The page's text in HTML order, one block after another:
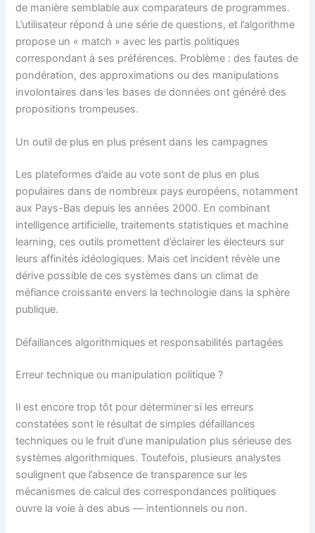
de manière semblable aux comparateurs de programmes.
L’utilisateur répond à une série de questions, et l’algorithme
propose un « match » avec les partis politiques
correspondant à ses préférences. Problème : des fautes de
pondération, des approximations ou des manipulations
involontaires dans les bases de données ont généré des
propositions trompeuses.
Un outil de plus en plus présent dans les campagnes
Les plateformes d’aide au vote sont de plus en plus
populaires dans de nombreux pays européens, notamment
aux Pays-Bas depuis les années 2000. En combinant
intelligence artificielle, traitements statistiques et machine
learning, ces outils promettent d’éclairer les électeurs sur
leurs affinités idéologiques. Mais cet incident révèle une
dérive possible de ces systèmes dans un climat de
méfiance croissante envers la technologie dans la sphère
publique.
Défaillances algorithmiques et responsabilités partagées
Erreur technique ou manipulation politique ?
Il est encore trop tôt pour déterminer si les erreurs
constatées sont le résultat de simples défaillances
techniques ou le fruit d’une manipulation plus sérieuse des
systèmes algorithmiques. Toutefois, plusieurs analystes
soulignent que l’absence de transparence sur les
mécanismes de calcul des correspondances politiques
ouvre la voie à des abus — intentionnels ou non.